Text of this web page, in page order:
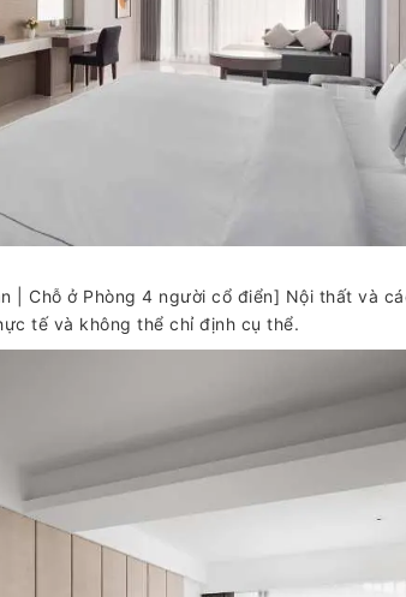
| Chỗ ở Phòng 4 người cổ điển] Nội thất và
tế và không thể chỉ định cụ thể.